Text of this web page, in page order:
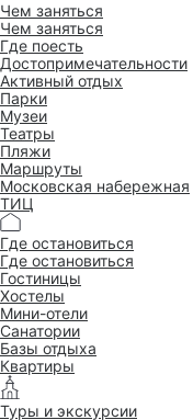
Чем заняться
Чем заняться
Где поесть
Достопримеча­тельности
Активный отдых
Парки
Музеи
Театры
Пляжи
Маршруты
Московская набережная
ТИЦ
Где остановиться
Где остановиться
Гостиницы
Хостелы
Мини-отели
Санатории
Базы отдыха
Квартиры
Туры и экскурсии